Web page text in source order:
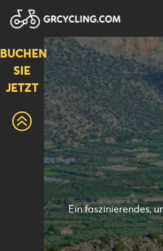
BUCHEN
SIE
JETZT
Ein faszinierendes,